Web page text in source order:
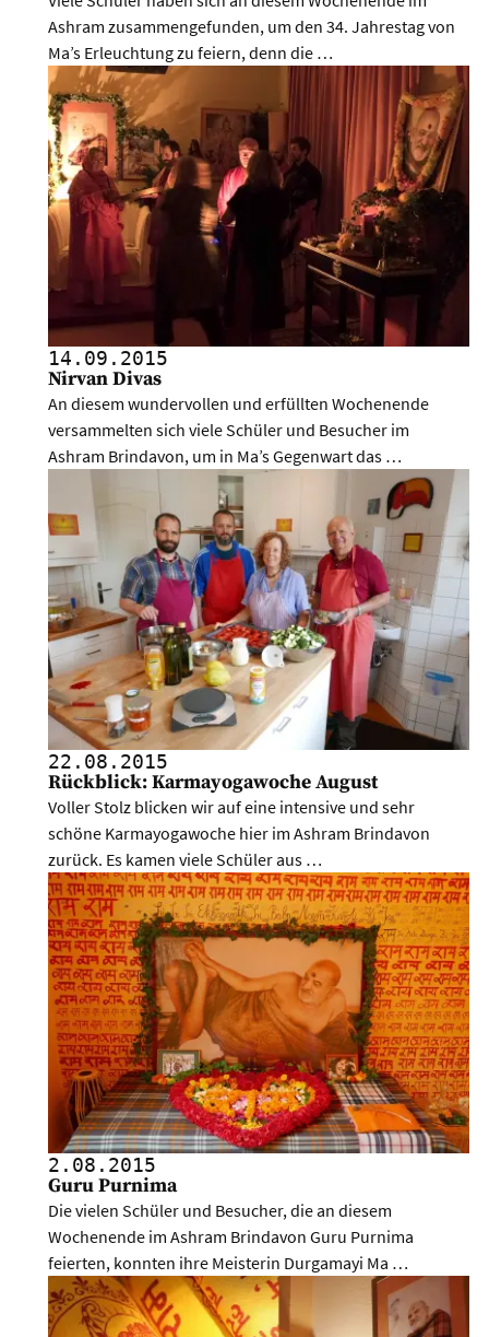
Ashram zusammengefunden, um den 34. Jahrestag von
Ma’s Erleuchtung zu feiern, denn die …
14.09. 2015
Nirvan Divas
An diesem wundervollen und erfüllten Wochenende
versammelten sich viele Schüler und Besucher im
Ashram Brindavon, um in Ma’s Gegenwart das …
22.08. 2015
Rückblick: Karmayogawoche August
Voller Stolz blicken wir auf eine intensive und sehr
schöne Karmayogawoche hier im Ashram Brindavon
zurück. Es kamen viele Schüler aus …
2.08. 2015
Guru Purnima
Die vielen Schüler und Besucher, die an diesem
Wochenende im Ashram Brindavon Guru Purnima
feierten, konnten ihre Meisterin Durgamayi Ma …